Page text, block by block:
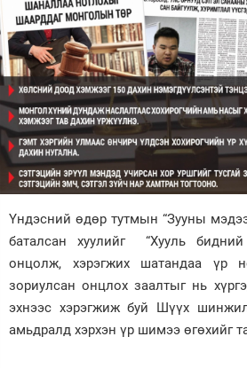
Эдийн засаг
Үзэл бодол
Спорт
Нийгэм
Дэлхий
Зурхай
Үндэсний өдөр тутмын “Зууны
баталсан хуулийг “Хууль
онцолж, хэрэгжих шатандаа үр
зориулсан онцлох заалтыг нь
эхнээс хэрэгжиж буй Шүүх
амьдралд хэрхэн үр шимээ өгөхийг